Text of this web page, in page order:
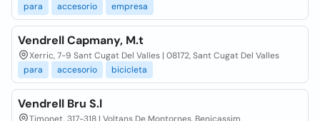
para
accesorio empresa
Vendrell Capmany, M.t
Xerric, 7-9 Sant Cugat Del Valles | 08172, Sant Cugat Del Valles
para
accesorio bicicleta
Vendrell Bru S.l